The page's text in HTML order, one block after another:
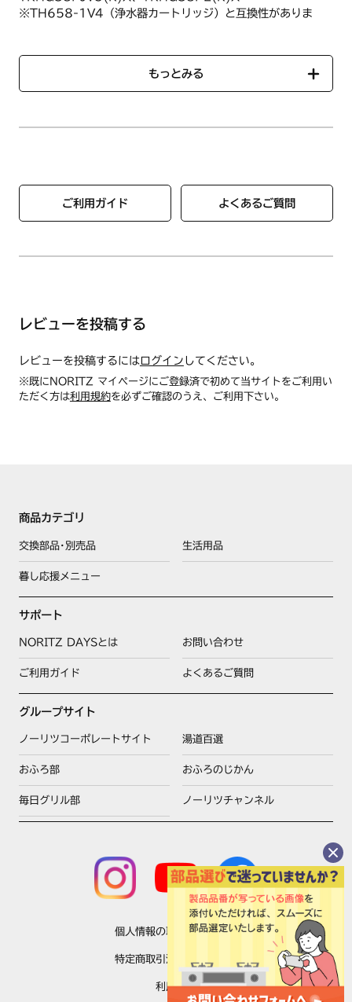
３．カートリッジを外す
４．新しいカートリッジを向きに注意してグリップ部に入れ、
５．ヘッド部の切替ツマミを回して次回の交換月に表示を合わ
い。
※カートリッジの機種確認・交換作業をご依頼される場合は、
下記にご連絡ください。
注）株式会社ノーリツコンタクトセンターに機種確認・交換作
業をご依頼された場合の費用は、訪問時に別途請求となります
んでおりません）
※使用済みのカートリッジはお住まいの地方自治体のゴミ処理
方法（区分）にしたがって処分してください
※TH658-1V4（浄水器カートリッジ）と互換性がありま
もっとみる
ご利用ガイド よくあるご質問
レビューを投稿する
レビューを投稿するにはログイン してください。
※既にNORITZ マイページにご登録済で初めて当サイトをご利用い
ただく方は利用規約を必ずご確認のうえ、ご利用下さい。
商品カテゴリ
交換部品･別売品 生活用品
暮し応援メニュー
サポート
NORITZ DAYSとは お問い合わせ
ご利用ガイド よくあるご質問
グループサイト
ノーリツコーポレートサイト 湯道百選
おふろ部 おふろのじかん
毎日グリル部 ノーリツチャンネル
個人情報の取扱いについて
特定商取引法に基づく表示
利用規約